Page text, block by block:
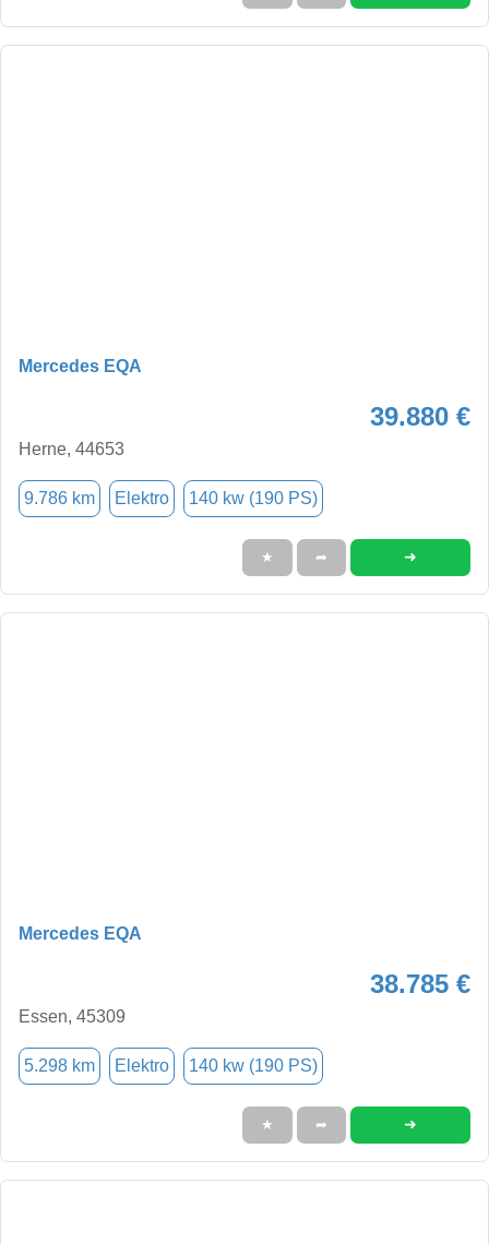
Mercedes EQA
39.880 €
Herne, 44653
9.786 km Elektro 140 kw (190 PS)
★ ➦ ➜
Mercedes EQA
38.785 €
Essen, 45309
5.298 km Elektro 140 kw (190 PS)
★ ➦ ➜